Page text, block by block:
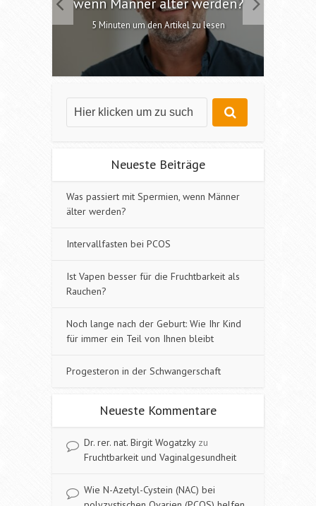
wenn Männer älter werden?
5 Minuten um den Artikel zu lesen
Neueste Beiträge
Was passiert mit Spermien, wenn Männer
älter werden?
Intervallfasten bei PCOS
Ist Vapen besser für die Fruchtbarkeit als
Rauchen?
Noch lange nach der Geburt: Wie Ihr Kind
für immer ein Teil von Ihnen bleibt
Progesteron in der Schwangerschaft
Neueste Kommentare
Dr. rer. nat. Birgit Wogatzkyzu
Fruchtbarkeit und Vaginalgesundheit
Wie N-Azetyl-Cystein (NAC) bei